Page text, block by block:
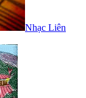
Nhạc Liên